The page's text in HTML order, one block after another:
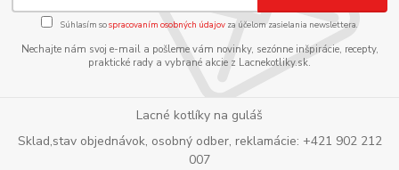
Súhlasím sospracovaním osobných údajov za účelom zasielania newslettera.
Nechajte nám svoj e-mail a pošleme vám novinky, sezónne inšpirácie, recepty,
praktické rady a vybrané akcie z Lacnekotliky.sk.
Lacné kotlíky na guláš
Sklad,stav objednávok, osobný odber, reklamácie: +421 902 212
007